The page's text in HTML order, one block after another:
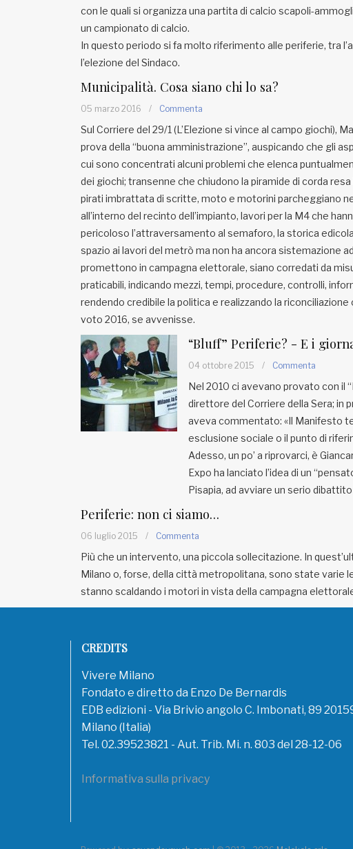
con le quali si organizza una partita di calcio scapoli-
un campionato di calcio.
In questo periodo si fa molto riferimento alle periferie, tra
l’elezione del Sindaco.
Municipalità. Cosa siano chi lo sa?
05 marzo 2016 / Commenta
Sul Corriere del 29/1 (L’Elezione si vince al campo giochi),
prova della “buona amministrazione”, auspicando che gli
cui sono concentrati alcuni problemi che elenca
dei giochi; transenne che chiudono la piramide di corda
pirati imbrattata di scritte, moto e motorini parcheggiano
all’interno del recinto dell’impianto, lavori per la M4 che
pericoloso l’attraversamento al semaforo, la storica
spazio ai lavori del metrò ma non ha ancora sistemazione
promettono in campagna elettorale, siano corredati da
praticabili, indicando mezzi, tempi, procedure, controlli,
rendendo credibile la politica e realizzando la
voto 2016, se avvenisse.
“Bluff” Periferie? - E i
04 ottobre 2015 / Commenta
Nel 2010 ci avevano provato con il
direttore del Corriere della Sera; in
aveva commentato: «Il Manifesto
esclusione sociale o il punto di
Adesso, un po’ a riprovarci, è
Expo ha lanciato l’idea di un
Pisapia, ad avviare un serio
Periferie: non ci siamo…
06 luglio 2015 / Commenta
Più che un intervento, una piccola sollecitazione. In
Milano o, forse, della città metropolitana, sono state varie
stanno scaldando i motori in vista della campagna
CREDITS
Vivere Milano
Fondato e diretto da Enzo De Bernardis
EDB edizioni - Via Brivio angolo C. Imbonati, 89
Milano (Italia)
Tel. 02.39523821 - Aut. Trib. Mi. n. 803 del 28-12-06
Informativa sulla privacy